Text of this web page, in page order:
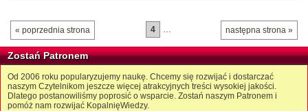
« poprzednia strona następna strona »
4
Zostań Patronem
Od 2006 roku popularyzujemy naukę. Chcemy się rozwijać i dostarczać
naszym Czytelnikom jeszcze więcej atrakcyjnych treści wysokiej jakości.
Dlatego postanowiliśmy poprosić o wsparcie. Zostań naszym Patronem i
pomóż nam rozwijać KopalnięWiedzy.